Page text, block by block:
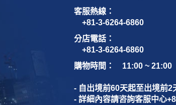
客服熱線：
+81-3-6264-6860
分店電話：
+81-3-6264-6860
購物時間： 11:00 ~ 21:00
- 自出境前60天起至出境前2
- 詳細內容請咨詢客服中心